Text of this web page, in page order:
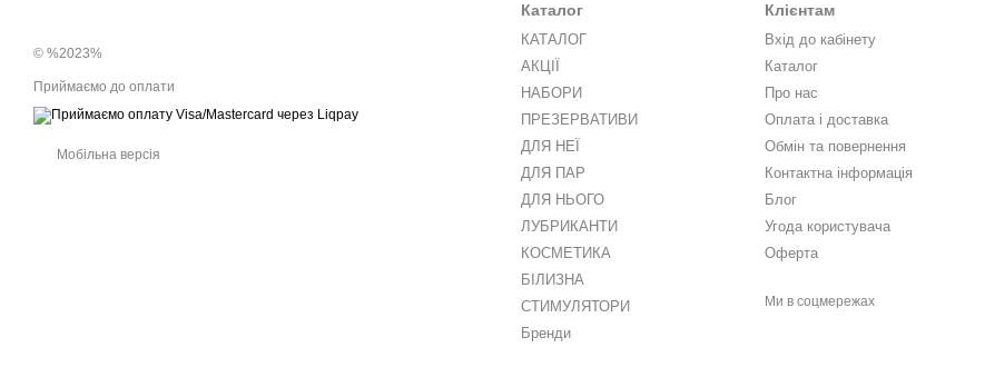
© %2023%
Приймаємо до оплати
Мобільна версія
Каталог
КАТАЛОГ
АКЦІЇ
НАБОРИ
ПРЕЗЕРВАТИВИ
ДЛЯ НЕЇ
ДЛЯ ПАР
ДЛЯ НЬОГО
ЛУБРИКАНТИ
КОСМЕТИКА
БІЛИЗНА
СТИМУЛЯТОРИ
Бренди
Клієнтам
Вхід до кабінету
Каталог
Про нас
Оплата і доставка
Обмін та повернення
Контактна інформація
Блог
Угода користувача
Оферта
Ми в соцмережах